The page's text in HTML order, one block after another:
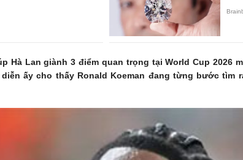
Hà Lan giành 3 điểm quan trọng tại World Cup 2026
ấy cho thấy Ronald Koeman đang từng bước